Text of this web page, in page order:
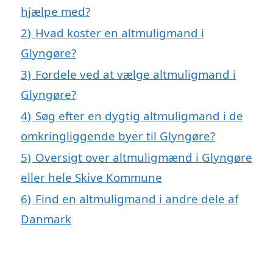
hjælpe med?
2) Hvad koster en altmuligmand i
Glyngøre?
3) Fordele ved at vælge altmuligmand i
Glyngøre?
4) Søg efter en dygtig altmuligmand i de
omkringliggende byer til Glyngøre?
5) Oversigt over altmuligmænd i Glyngøre
eller hele Skive Kommune
6) Find en altmuligmand i andre dele af
Danmark